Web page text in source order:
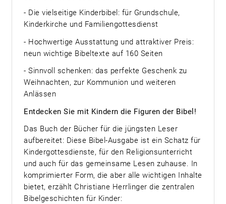
- Die vielseitige Kinderbibel: für Grundschule,
Kinderkirche und Familiengottesdienst
- Hochwertige Ausstattung und attraktiver Preis:
neun wichtige Bibeltexte auf 160 Seiten
- Sinnvoll schenken: das perfekte Geschenk zu
Weihnachten, zur Kommunion und weiteren
Anlässen
Entdecken Sie mit Kindern die Figuren der Bibel!
Das Buch der Bücher für die jüngsten Leser
aufbereitet: Diese Bibel-Ausgabe ist ein Schatz für
Kindergottesdienste, für den Religionsunterricht
und auch für das gemeinsame Lesen zuhause. In
komprimierter Form, die aber alle wichtigen Inhalte
bietet, erzählt Christiane Herrlinger die zentralen
Bibelgeschichten für Kinder: